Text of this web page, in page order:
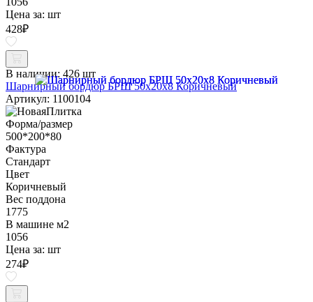
Цена за: шт
428₽
В наличии: 426 шт
Шарнирный бордюр БРШ 50х20х8 Коричневый
Артикул: 1100104
Форма/размер
500*200*80
Фактура
Стандарт
Цвет
Коричневый
Вес поддона
1775
В машине м2
1056
Цена за: шт
274₽